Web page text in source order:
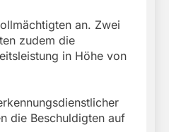
an. Zwei
zudem die
in Höhe von
die Beschuldigten auf